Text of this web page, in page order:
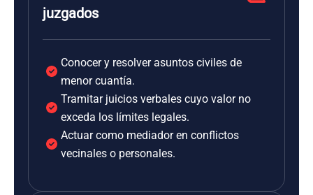
juzgados
Conocer y resolver asuntos civiles de
menor cuantía.
Tramitar juicios verbales cuyo valor no
exceda los límites legales.
Actuar como mediador en conflictos
vecinales o personales.